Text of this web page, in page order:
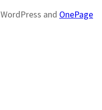
and OnePage